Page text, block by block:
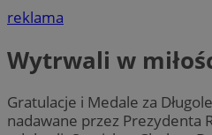
reklama
Wytrwali w
Gratulacje i Medale za
nadawane przez Prezydenta